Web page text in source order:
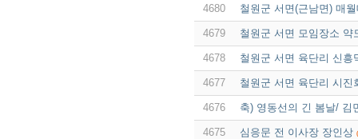
4680 철원군 서면(근남면) 매
4679 철원군 서면 모임장소 약
4678 철원군 서면 육단리 신흥
4677 철원군 서면 육단리 시
4676 축) 영동선의 긴 봄날/ 김
4675 심응문 전 이사장 장인상